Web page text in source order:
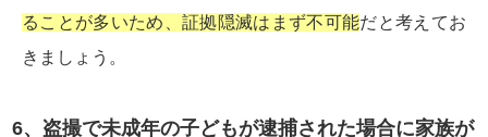
ることが多いため、証拠隠滅はまず不可能だと考えてお
きましょう。
6、盗撮で未成年の子どもが逮捕された場合に家族が